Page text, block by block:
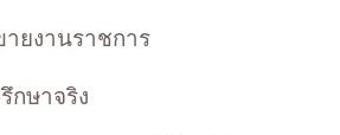
ยงานราชการ
กษาจริง